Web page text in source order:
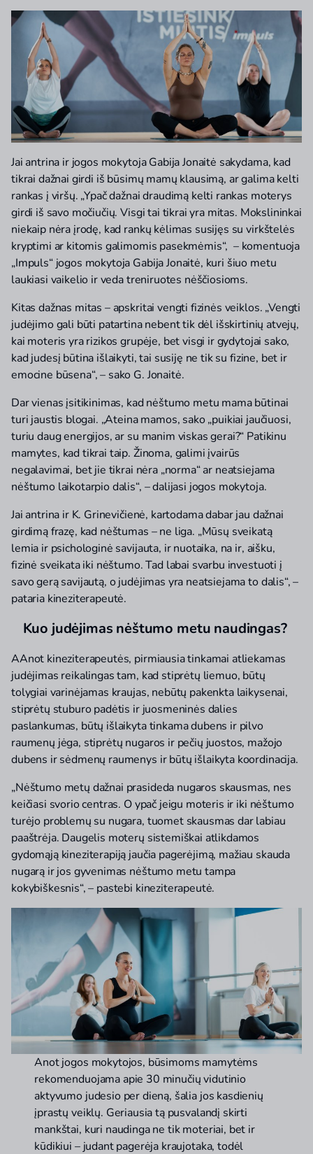
Jai antrina ir jogos mokytoja Gabija Jonaitė sakydama, kad
tikrai dažnai girdi iš būsimų mamų klausimą, ar galima kelti
rankas į viršų. „Ypač dažnai draudimą kelti rankas moterys
girdi iš savo močiučių. Visgi tai tikrai yra mitas. Mokslininkai
niekaip nėra įrodę, kad rankų kėlimas susijęs su virkštelės
kryptimi ar kitomis galimomis pasekmėmis“, – komentuoja
„Impuls“ jogos mokytoja Gabija Jonaitė, kuri šiuo metu
laukiasi vaikelio ir veda treniruotes nėščiosioms.
Kitas dažnas mitas – apskritai vengti fizinės veiklos. „Vengti
judėjimo gali būti patartina nebent tik dėl išskirtinių atvejų,
kai moteris yra rizikos grupėje, bet visgi ir gydytojai sako,
kad judesį būtina išlaikyti, tai susiję ne tik su fizine, bet ir
emocine būsena“, – sako G. Jonaitė.
Dar vienas įsitikinimas, kad nėštumo metu mama būtinai
turi jaustis blogai. „Ateina mamos, sako „puikiai jaučiuosi,
turiu daug energijos, ar su manim viskas gerai?“ Patikinu
mamytes, kad tikrai taip. Žinoma, galimi įvairūs
negalavimai, bet jie tikrai nėra „norma“ ar neatsiejama
nėštumo laikotarpio dalis“, – dalijasi jogos mokytoja.
Jai antrina ir K. Grinevičienė, kartodama dabar jau dažnai
girdimą frazę, kad nėštumas – ne liga. „Mūsų sveikatą
lemia ir psichologinė savijauta, ir nuotaika, na ir, aišku,
fizinė sveikata iki nėštumo. Tad labai svarbu investuoti į
savo gerą savijautą, o judėjimas yra neatsiejama to dalis“, –
pataria kineziterapeutė.
Kuo judėjimas nėštumo metu naudingas?
AAnot kineziterapeutės, pirmiausia tinkamai atliekamas
judėjimas reikalingas tam, kad stiprėtų liemuo, būtų
tolygiai varinėjamas kraujas, nebūtų pakenkta laikysenai,
stiprėtų stuburo padėtis ir juosmeninės dalies
paslankumas, būtų išlaikyta tinkama dubens ir pilvo
raumenų jėga, stiprėtų nugaros ir pečių juostos, mažojo
dubens ir sėdmenų raumenys ir būtų išlaikyta koordinacija.
„Nėštumo metų dažnai prasideda nugaros skausmas, nes
keičiasi svorio centras. O ypač jeigu moteris ir iki nėštumo
turėjo problemų su nugara, tuomet skausmas dar labiau
paaštrėja. Daugelis moterų sistemiškai atlikdamos
gydomąją kineziterapiją jaučia pagerėjimą, mažiau skauda
nugarą ir jos gyvenimas nėštumo metu tampa
kokybiškesnis“, – pastebi kineziterapeutė.
Anot jogos mokytojos, būsimoms mamytėms
rekomenduojama apie 30 minučių vidutinio
aktyvumo judesio per dieną, šalia jos kasdienių
įprastų veiklų. Geriausia tą pusvalandį skirti
mankštai, kuri naudinga ne tik moteriai, bet ir
kūdikiui – judant pagerėja kraujotaka, todėl